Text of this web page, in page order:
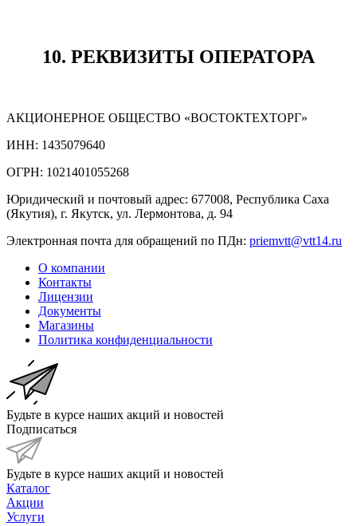
10. РЕКВИЗИТЫ ОПЕРАТОРА
АКЦИОНЕРНОЕ ОБЩЕСТВО «ВОСТОКТЕХТОРГ»
ИНН: 1435079640
ОГРН: 1021401055268
Юридический и почтовый адрес: 677008, Республика Саха
(Якутия), г. Якутск, ул. Лермонтова, д. 94
Электронная почта для обращений по ПДн: priemvtt@vtt14.ru
О компании
Контакты
Лицензии
Документы
Магазины
Политика конфиденциальности
Будьте в курсе наших акций и новостей
Подписаться
Будьте в курсе наших акций и новостей
Каталог
Акции
Услуги